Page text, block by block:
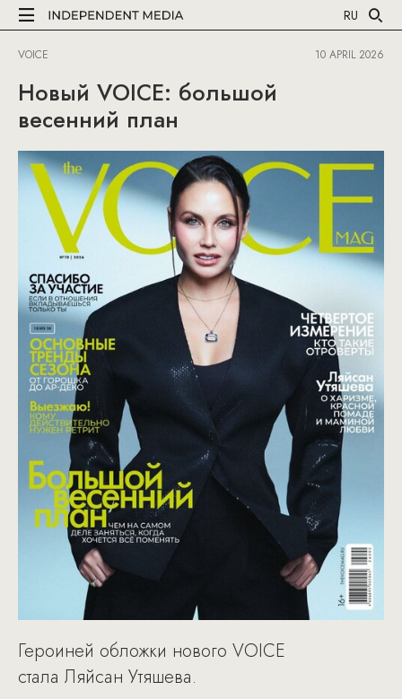
RU
VOICE 10 APRIL 2026
Новый VOICE: большой
весенний план
Героиней обложки нового VOICE
стала Ляйсан Утяшева.